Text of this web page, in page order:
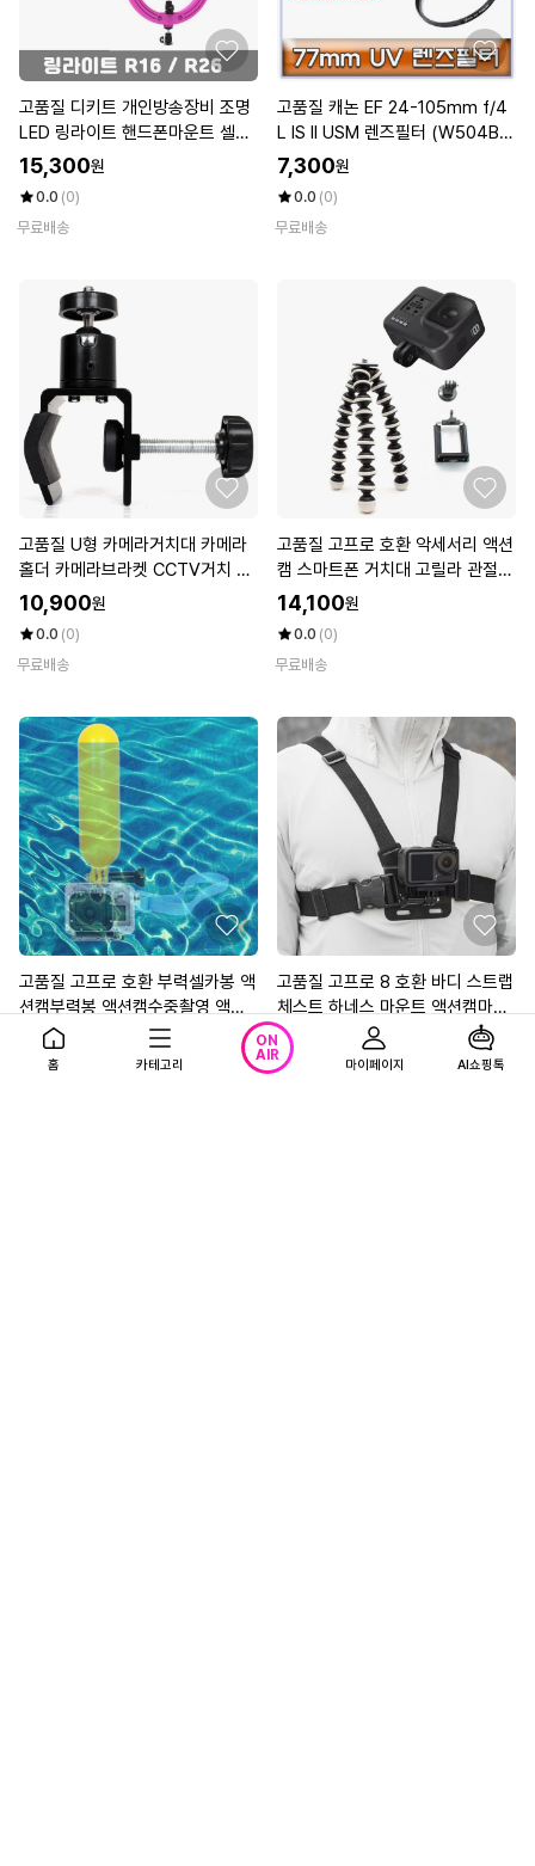
고품질 디키트 개인방송장비 조명
LED 링라이트 핸드폰마운트 셀카
LED (W2E61E8)
15,300원
0.0 (0)
무료배송
고품질 캐논 EF 24-105mm f/4
L IS II USM 렌즈필터 (W504BC
D)
7,300원
0.0 (0)
무료배송
고품질 U형 카메라거치대 카메라
홀더 카메라브라켓 CCTV거치 cc
tv거치 (W2B00B7)
10,900원
0.0 (0)
무료배송
고품질 고프로 호환 악세서리 액션
캠 스마트폰 거치대 고릴라 관절
삼각대 (W77A170)
14,100원
0.0 (0)
무료배송
고품질 고프로 호환 부력셀카봉 액
션캠부력봉 액션캠수중촬영 액션
캠거치 (W34EB85)
5,500
0.0
고품질 고프로 8 호환 바디 스트랩
체스트 하네스 마운트 액션캠마운
트 (W4CE7F9)
11,300
홈 카테고리
ON
AIR
마이페이지 AI쇼핑톡